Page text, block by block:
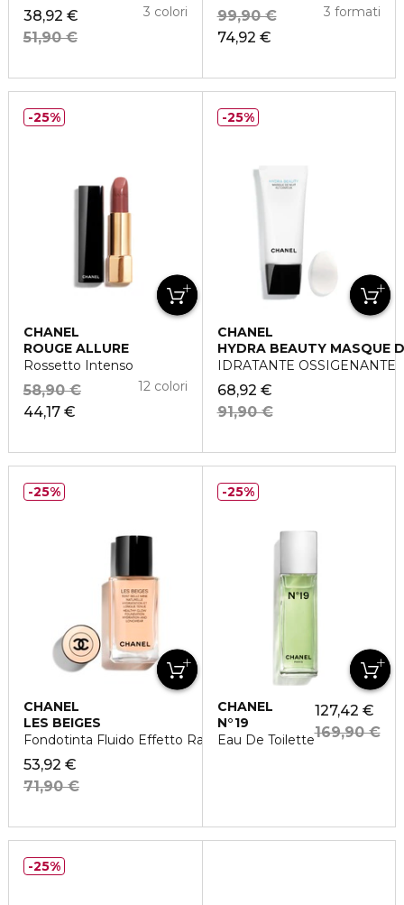
38,92 €
51,90 €
3 colori
74,92 €
99,90 € 3 formati
CHANEL
ROUGE ALLURE
Rossetto Intenso
44,17 €
58,90 € 12 colori
25%
CHANEL
HYDRA BEAUTY MASQUE
IDRATANTE OSSIGENANTE
68,92 €
91,90 €
25%
CHANEL
LES BEIGES
Fondotinta Fluido Effetto Radioso
53,92 €
71,90 €
25%
CHANEL
N°19
Eau De Toilette
127,42 €
169,90 €
25%
25%